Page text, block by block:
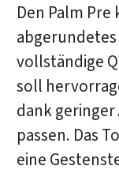
Den Palm
vollständige
soll
dank geringer
passen. Das
eine